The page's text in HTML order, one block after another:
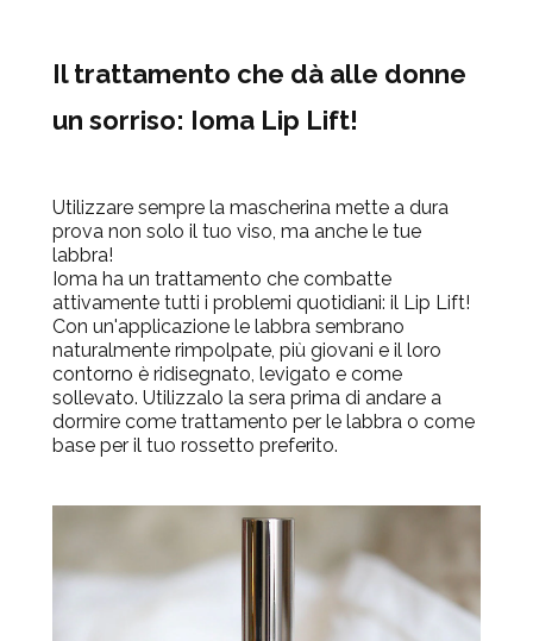
Il trattamento che dà alle donne
un sorriso: Ioma Lip Lift!
Utilizzare sempre la mascherina mette a dura
prova non solo il tuo viso, ma anche le tue
labbra!
Ioma ha un trattamento che combatte
attivamente tutti i problemi quotidiani: il Lip Lift!
Con un'applicazione le labbra sembrano
naturalmente rimpolpate, più giovani e il loro
contorno è ridisegnato, levigato e come
sollevato. Utilizzalo la sera prima di andare a
dormire come trattamento per le labbra o come
base per il tuo rossetto preferito.